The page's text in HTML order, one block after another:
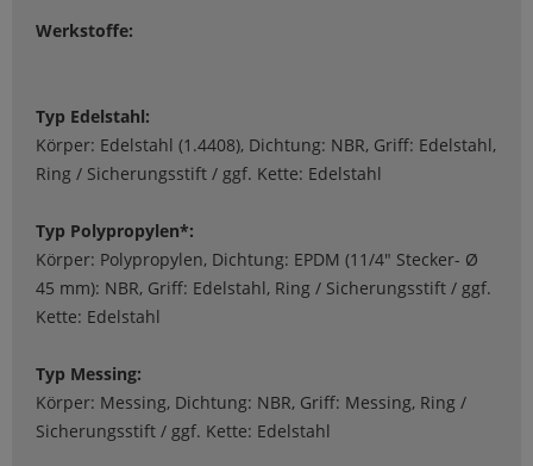
Werkstoffe:
Typ Edelstahl:
Körper: Edelstahl (1.4408), Dichtung: NBR, Griff: Edelstahl,
Ring / Sicherungsstift / ggf. Kette: Edelstahl
Typ Polypropylen*:
Körper: Polypropylen, Dichtung: EPDM (11/4" Stecker- Ø
45 mm): NBR, Griff: Edelstahl, Ring / Sicherungsstift / ggf.
Kette: Edelstahl
Typ Messing:
Körper: Messing, Dichtung: NBR, Griff: Messing, Ring /
Sicherungsstift / ggf. Kette: Edelstahl